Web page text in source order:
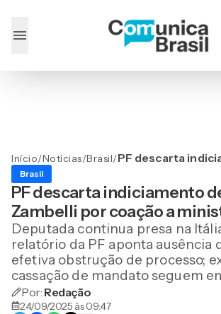
Início/Notícias/Brasil/PF descarta
coação a
Brasil
PF descarta indiciamento
Zambelli por coação a
Deputada continua presa na
relatório da PF aponta ausência
efetiva obstrução de processo;
cassação de mandato seguem
Por: Redação
24/09/2025 às 09:47